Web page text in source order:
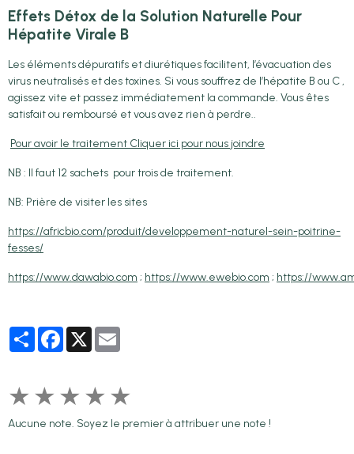
Effets Détox de la Solution Naturelle Pour
Hépatite Virale B
Les éléments dépuratifs et diurétiques facilitent, l’évacuation des
virus neutralisés et des toxines. Si vous souffrez de l’hépatite B ou C ,
agissez vite et passez immédiatement la commande. Vous êtes
satisfait ou remboursé et vous avez rien à perdre..
Pour avoir le traitement Cliquer ici pour nous joindre
NB : Il faut 12 sachets pour trois de traitement.
NB: Prière de visiter les sites
https://africbio.com/produit/developpement-naturel-sein-poitrine-
fesses/
https://www.dawabio.com ; https://www.ewebio.com ; https://
PartagerFacebook
X
★ ★ ★ ★ ★
Aucune note. Soyez le premier à attribuer une note !